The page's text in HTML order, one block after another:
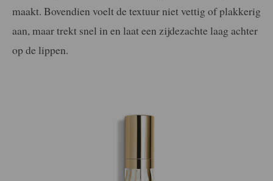
maakt. Bovendien voelt de textuur niet vettig of plakkerig
aan, maar trekt snel in en laat een zijdezachte laag achter
op de lippen.